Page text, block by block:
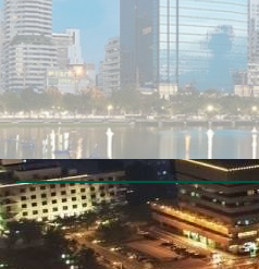
П
е
р
е